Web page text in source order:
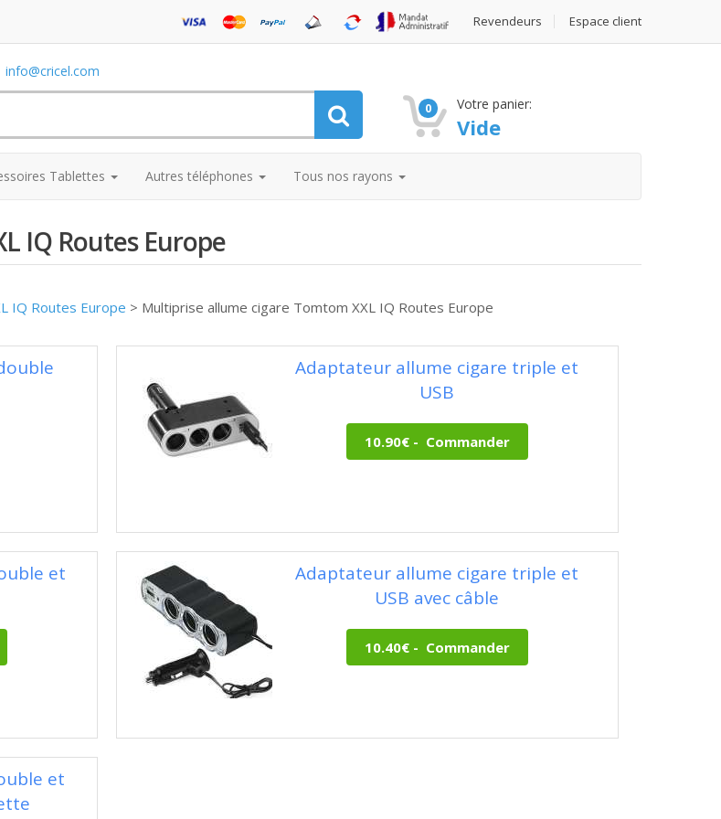
Revendeurs Espace client
info@cricel.com
0 Votre panier:
Vide
Tablettes Autres téléphones Tous nos rayons
IQ Routes Europe
IQ Routes Europe > Multiprise allume cigare Tomtom XXL IQ Routes Europe
Adaptateur allume cigare triple et
USB
et
Adaptateur allume cigare triple et
USB avec câble
et